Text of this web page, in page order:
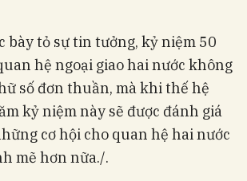
bày tỏ sự tin tưởng, kỷ niệm 50
hệ ngoại giao hai nước không
số đơn thuần, mà khi thế hệ
kỷ niệm này sẽ được đánh giá
cơ hội cho quan hệ hai nước
mẽ hơn nữa./.